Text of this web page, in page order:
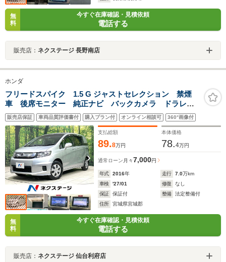
無
料
今すぐ在庫確認・見積依頼
電話する
販売店： ネクステージ 長野南店
ホンダ
フリードスパイク 1.5 G ジャストセレクション 禁煙
車 後席モニター 純正ナビ バックカメラ ドラレ
コ ETC 電動スライド CD/DVD/フルセグ
Bluetooth HIDヘッド オートライト オートエアコ
ン 電動格納ミラー 横滑り防止装置
販売店保証 車両品質評価書付 購入プラン付 オンライン相談可 360°画像付
支払総額
89.8万円
本体価格
78.4万円
通常ローン 月々7,000円
年式 2016年 走行 7.0万km
車検
'27/01 修復
なし
保証
保証付 整備
法定整備付
住所
宮城県宮城郡
無
料
今すぐ在庫確認・見積依頼
電話する
販売店： ネクステージ 仙台利府店